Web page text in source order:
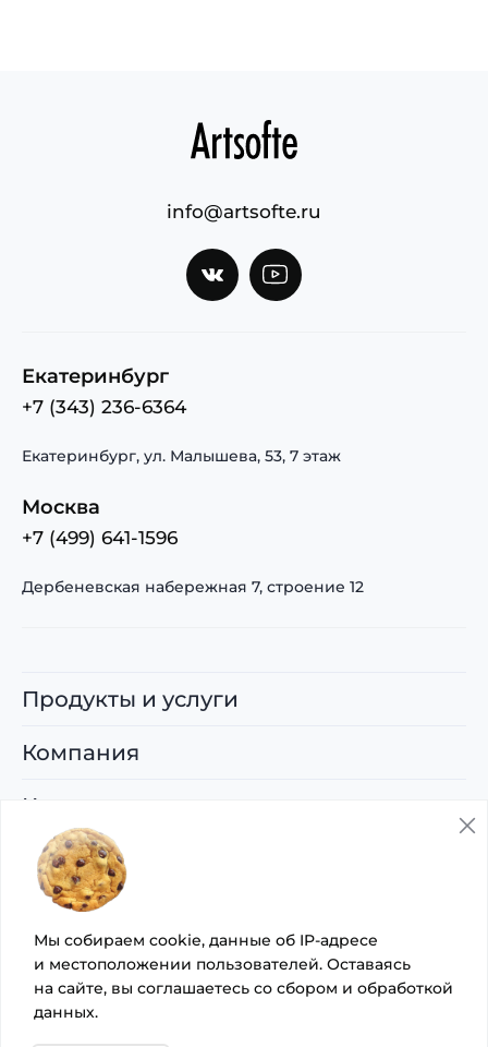
info@artsofte.ru
Екатеринбург
+7 (343) 236-6364
Екатеринбург, ул. Малышева, 53, 7 этаж
Москва
+7 (499) 641-1596
Дербеневская набережная 7, строение 12
Продукты и услуги
Компания
Карьера
Поддержка
© 2026 ООО «Управляющая компания
«Артсофте»
Политика организации в отношении обработки
персональных данных на сайте
Мы собираем cookie, данные об IP-адресе
и местоположении пользователей. Оставаясь
на сайте, вы соглашаетесь со сбором и обработкой
данных.